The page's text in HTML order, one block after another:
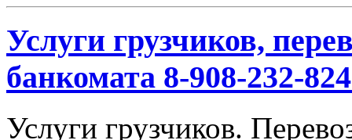
Услуги грузчиков,
банкомата 8-908-232-
Услуги грузчиков.